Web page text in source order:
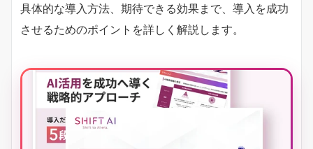
具体的な導入方法、期待できる効果まで、導入を成功
させるためのポイントを詳しく解説します。